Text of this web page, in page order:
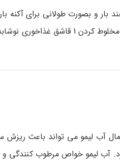
و بصورت طولانی برای آکنه
می‌تواند غدد چربی را تحریک کند و یا حتی باعث از
آب لیمو می تواند باعث
لیمو خواص مرطوب کنندگی و